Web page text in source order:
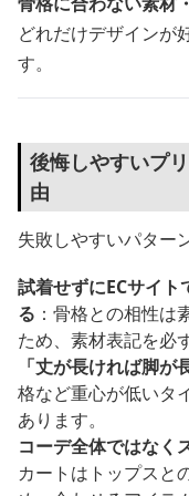
どれだけデザインが
す。
後悔しやすいプ
由
失敗しやすいパター
試着せずにECサイ
る ：骨格との相性は
ため、素材表記を必
「丈が長ければ脚
格など重心が低いタ
あります。
コーデ全体ではなく
カートはトップスと